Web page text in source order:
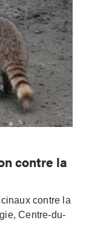
contre la
contre la
Centre-du-